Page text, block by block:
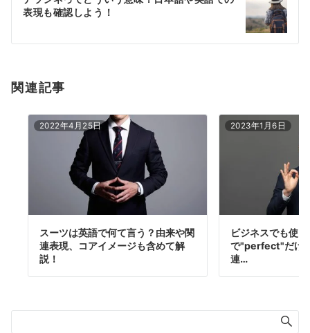
ン
表現も確認しよう！
関連記事
2022年4月25日
スーツは英語で何て言う？由来や関
連表現、コアイメージも含めて解
説！
2023年1月6日
ビジネスでも使
で"perfect"だけ
連…